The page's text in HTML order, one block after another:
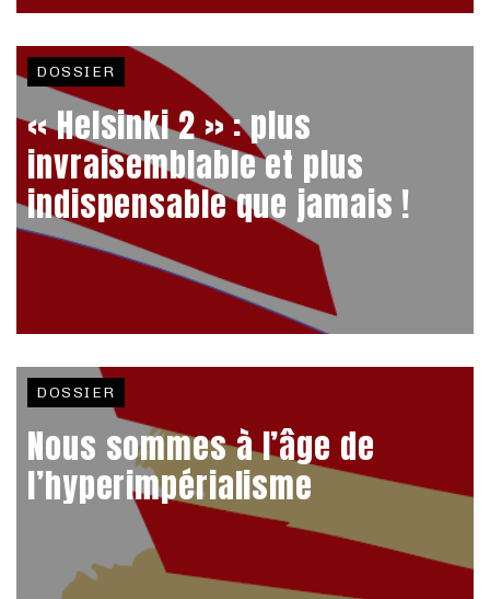
DOSSIER
« Helsinki 2 » : plus
invraisemblable et plus
indispensable que jamais !
DOSSIER
Nous sommes à l’âge de
l’hyperimpérialisme